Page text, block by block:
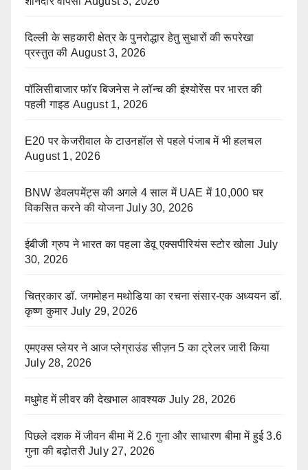
दिल्ली के सहकारी क्षेत्र के पुनरोद्धार हेतु सुधारों की रूपरेखा
प्रस्तुत की August 3, 2026
पॉलिसीबाजार फॉर बिजनेस ने लॉन्च की इंश्योरेंस पर भारत की
पहली गाइड August 1, 2026
E20 पर केजरीवाल के टाउनहॉल से पहले पंजाब में भी हलचल
August 1, 2026
BNW डेवलपमेंट्स की अगले 4 साल में UAE में 10,000 घर
विकसित करने की योजना July 30, 2026
ईबीजी ग्रुप ने भारत का पहला डेवू एक्सपीरियंस स्टोर खोला July
30, 2026
चित्रकार डॉ. जगमोहन मथोडिया का रचना संसार-एक अध्ययन डॉ.
कृष्ण कुमार July 29, 2026
एमएक्स प्लेयर ने आज प्लेग्राउंड सीज़न 5 का ट्रेलर जारी किया
July 28, 2026
मधुमेह में लीवर की देखभाल आवश्यक July 28, 2026
पिछले दशक में जीवन बीमा में 2.6 गुना और साधारण बीमा में हुई 3.6
गुना की बढ़ोतरी July 27, 2026